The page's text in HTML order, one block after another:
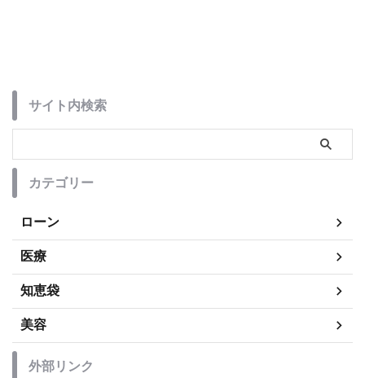
サイト内検索
カテゴリー
ローン
医療
知恵袋
美容
外部リンク